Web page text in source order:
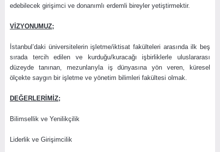
edebilecek girişimci ve donanımlı erdemli bireyler yetiştirmektir.
VİZYONUMUZ;
İstanbul’daki üniversitelerin işletme/iktisat fakülteleri arasında ilk beş
sırada tercih edilen ve kurduğu/kuracağı işbirliklerle uluslararası
düzeyde tanınan, mezunlarıyla iş dünyasına yön veren, küresel
ölçekte saygın bir işletme ve yönetim bilimleri fakültesi olmak.
DEĞERLERİMİZ;
Bilimsellik ve Yenilikçilik
Liderlik ve Girişimcilik